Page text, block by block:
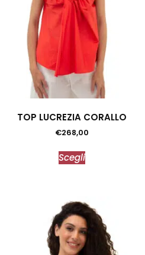
TOP LUCREZIA CORALLO
€268,00
Scegli